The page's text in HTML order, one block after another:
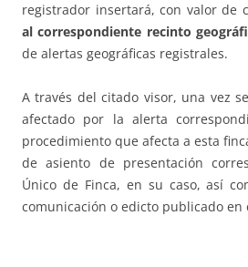
registrador insertará, con valor de
al correspondiente recinto
de alertas geográficas registrales.
A través del citado visor, una vez
afectado por la alerta
procedimiento que afecta a esta
de asiento de presentación
Único de Finca, en su caso, así
comunicación o edicto publicado en